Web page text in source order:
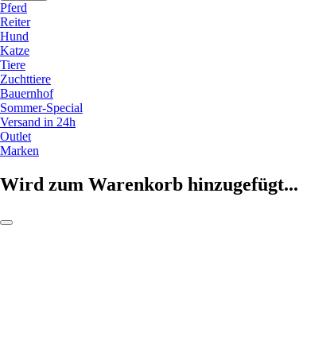
Pferd
Reiter
Hund
Katze
Tiere
Zuchttiere
Bauernhof
Sommer-Special
Versand in 24h
Outlet
Marken
Wird zum Warenkorb hinzugefügt...